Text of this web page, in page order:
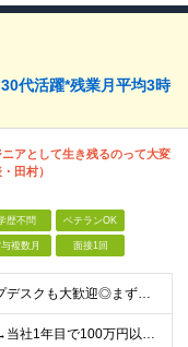
代活躍*残業月平均3時
アとして生き残るのって大変
田村）
歴不問 ベテランOK
複数月 面接1回
＼オペレーターやヘルプデスクも大歓迎◎まずはご応募ください／ ◆学歴不問 ◆IT業界での勤務経験がある方（職種・年数不問） ┗例：オペレーター、ヘルプデスク、開発からインフラ領域へのシフト、スク
＜前給保証◆前職年収→当社1年目で100万円以上アップ実績あり◆基本的に全員毎年昇給＞ 月給45万円（固定残業代：30時間分/85,470円）※PM/PL/PMO経験2年以上 月給36万円（固定残業